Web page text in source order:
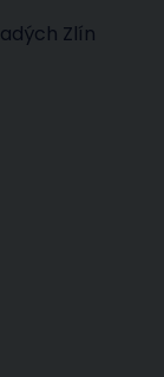
Zlín